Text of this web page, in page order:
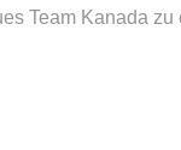
Team Kanada